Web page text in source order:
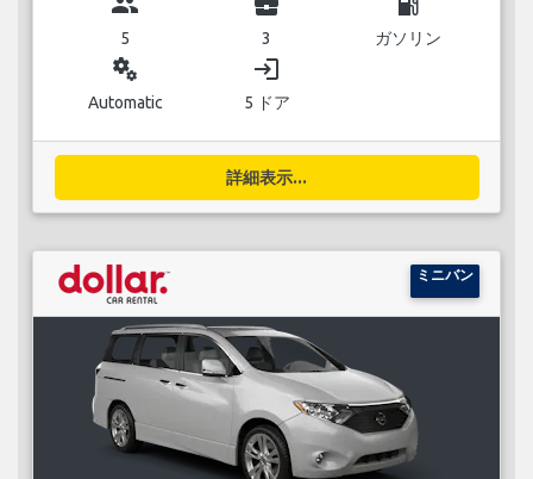
5 3 ガソリン
miscellaneous_services
Automatic
login
5 ドア
詳細表示...
ミニバン